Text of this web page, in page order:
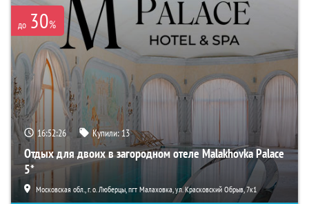
до 30%
16:52:25 Купили:13
Отдых для двоих в загородном отеле Malakhovka Palace
5*
Московская обл., г. о. Люберцы, пгт Малаховка, ул. Красковский Обрыв, 7к1